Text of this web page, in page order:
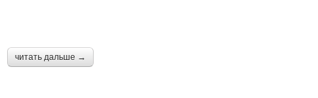
читать дальше →